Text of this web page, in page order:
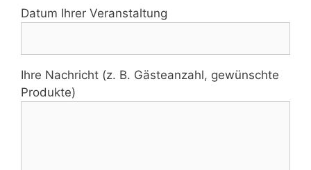
Datum Ihrer Veranstaltung
Ihre Nachricht (z. B. Gästeanzahl, gewünschte
Produkte)